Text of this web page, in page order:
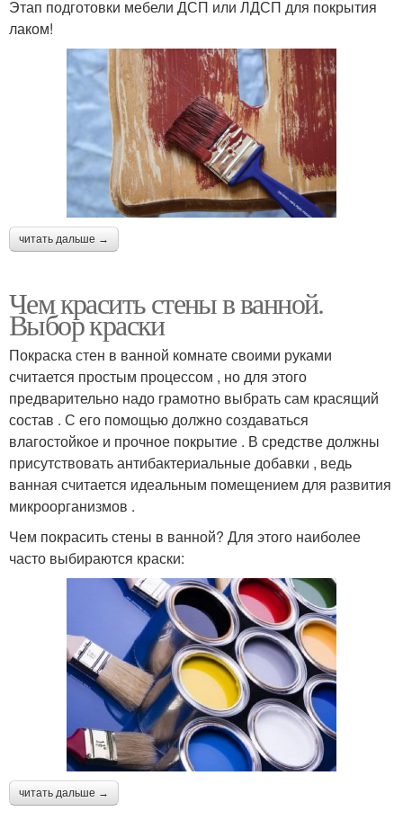
Этап подготовки мебели ДСП или ЛДСП для покрытия
лаком!
читать дальше →
Чем красить стены в ванной.
Выбор краски
Покраска стен в ванной комнате своими руками
считается простым процессом , но для этого
предварительно надо грамотно выбрать сам красящий
состав . С его помощью должно создаваться
влагостойкое и прочное покрытие . В средстве должны
присутствовать антибактериальные добавки , ведь
ванная считается идеальным помещением для развития
микроорганизмов .
Чем покрасить стены в ванной? Для этого наиболее
часто выбираются краски:
читать дальше →